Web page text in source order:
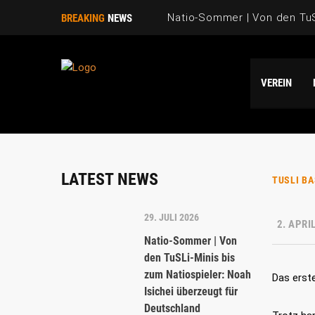
BREAKING NEWS Natio-Sommer | Von den
Saison 2025/26 | WIR SAGEN
VEREIN
TUSLI
2.
Das
LATEST NEWS
29. JULI 2026
Natio-Sommer | Von
den TuSLi-Minis bis
zum Natiospieler: Noah
Isichei überzeugt für
Deutschland